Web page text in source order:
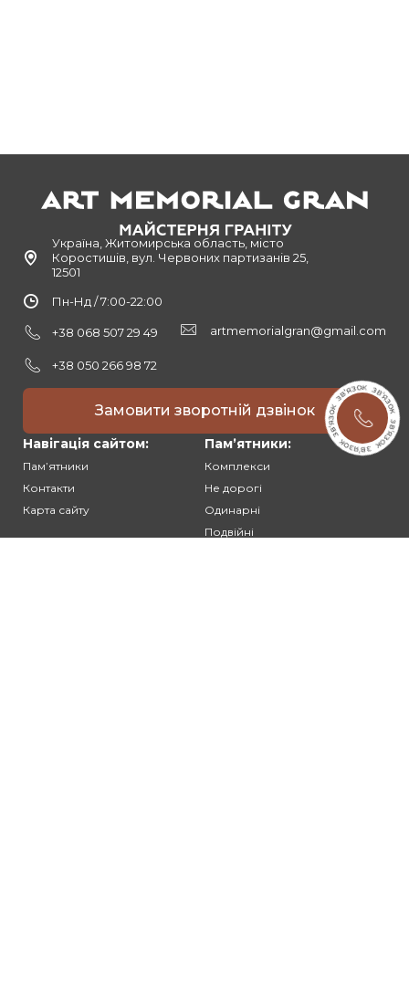
Україна, Житомирська область, місто
Коростишів, вул. Червоних партизанів 25,
12501
Пн-Нд / 7:00-22:00
+38 068 507 29 49
+38 050 266 98 72
artmemorialgran@gmail.com
Замовити зворотній дзвінок
Навігація сайтом:
Памʼятники
Контакти
Карта сайту
Памʼятники:
Комплекси
Не дорогі
Одинарні
Подвійні